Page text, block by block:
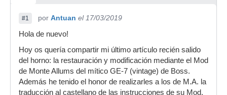
#1 por Antuan el 17/03/2019
Hola de nuevo!
Hoy os quería compartir mi último artículo recién salido
del horno: la restauración y modificación mediante el Mod
de Monte Allums del mítico GE-7 (vintage) de Boss.
Además he tenido el honor de realizarles a los de M.A. la
traducción al castellano de las instrucciones de su Mod,